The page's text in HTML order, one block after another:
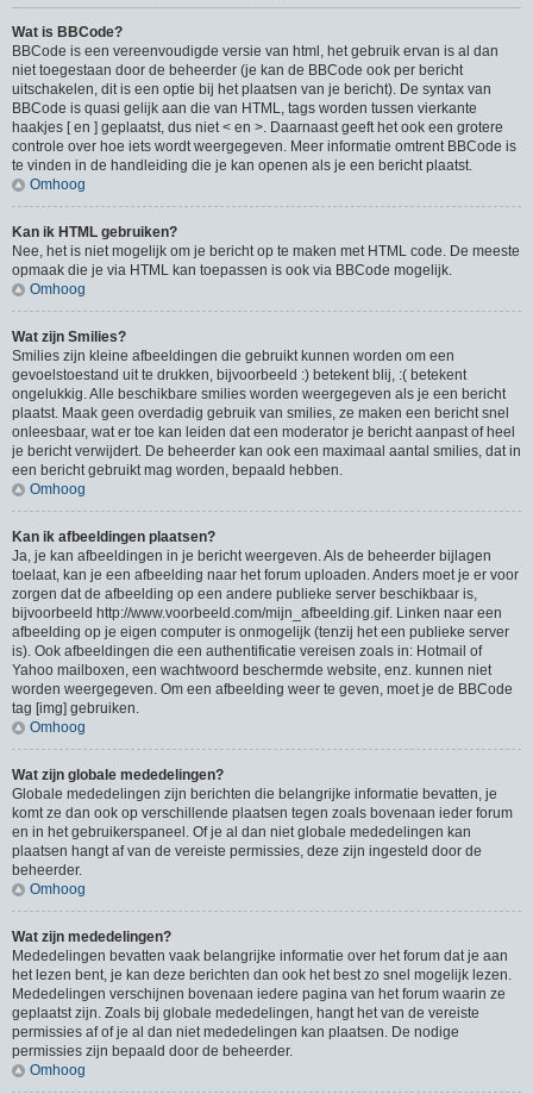
Wat is BBCode?
BBCode is een vereenvoudigde versie van html, het gebruik ervan is al dan
niet toegestaan door de beheerder (je kan de BBCode ook per bericht
uitschakelen, dit is een optie bij het plaatsen van je bericht). De syntax van
BBCode is quasi gelijk aan die van HTML, tags worden tussen vierkante
haakjes [ en ] geplaatst, dus niet < en >. Daarnaast geeft het ook een grotere
controle over hoe iets wordt weergegeven. Meer informatie omtrent BBCode is
te vinden in de handleiding die je kan openen als je een bericht plaatst.
Omhoog
Kan ik HTML gebruiken?
Nee, het is niet mogelijk om je bericht op te maken met HTML code. De meeste
opmaak die je via HTML kan toepassen is ook via BBCode mogelijk.
Omhoog
Wat zijn Smilies?
Smilies zijn kleine afbeeldingen die gebruikt kunnen worden om een
gevoelstoestand uit te drukken, bijvoorbeeld :) betekent blij, :( betekent
ongelukkig. Alle beschikbare smilies worden weergegeven als je een bericht
plaatst. Maak geen overdadig gebruik van smilies, ze maken een bericht snel
onleesbaar, wat er toe kan leiden dat een moderator je bericht aanpast of heel
je bericht verwijdert. De beheerder kan ook een maximaal aantal smilies, dat in
een bericht gebruikt mag worden, bepaald hebben.
Omhoog
Kan ik afbeeldingen plaatsen?
Ja, je kan afbeeldingen in je bericht weergeven. Als de beheerder bijlagen
toelaat, kan je een afbeelding naar het forum uploaden. Anders moet je er voor
zorgen dat de afbeelding op een andere publieke server beschikbaar is,
bijvoorbeeld http://www.voorbeeld.com/mijn_afbeelding.gif. Linken naar een
afbeelding op je eigen computer is onmogelijk (tenzij het een publieke server
is). Ook afbeeldingen die een authentificatie vereisen zoals in: Hotmail of
Yahoo mailboxen, een wachtwoord beschermde website, enz. kunnen niet
worden weergegeven. Om een afbeelding weer te geven, moet je de BBCode
tag [img] gebruiken.
Omhoog
Wat zijn globale mededelingen?
Globale mededelingen zijn berichten die belangrijke informatie bevatten, je
komt ze dan ook op verschillende plaatsen tegen zoals bovenaan ieder forum
en in het gebruikerspaneel. Of je al dan niet globale mededelingen kan
plaatsen hangt af van de vereiste permissies, deze zijn ingesteld door de
beheerder.
Omhoog
Wat zijn mededelingen?
Mededelingen bevatten vaak belangrijke informatie over het forum dat je aan
het lezen bent, je kan deze berichten dan ook het best zo snel mogelijk lezen.
Mededelingen verschijnen bovenaan iedere pagina van het forum waarin ze
geplaatst zijn. Zoals bij globale mededelingen, hangt het van de vereiste
permissies af of je al dan niet mededelingen kan plaatsen. De nodige
permissies zijn bepaald door de beheerder.
Omhoog